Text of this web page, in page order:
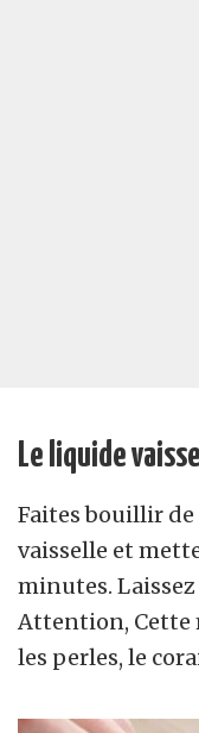
Le liquide
Faites bouillir
vaisselle et
minutes.
Attention, Cette
les perles, le